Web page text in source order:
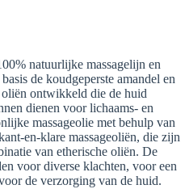
natuurlijke massagelijn en
de koudgeperste amandel en
ontwikkeld die de huid
dienen voor lichaams- en
massageolie met behulp van
en-klare massageoliën, die zijn
van etherische oliën. De
voor diverse klachten, voor een
de verzorging van de huid.